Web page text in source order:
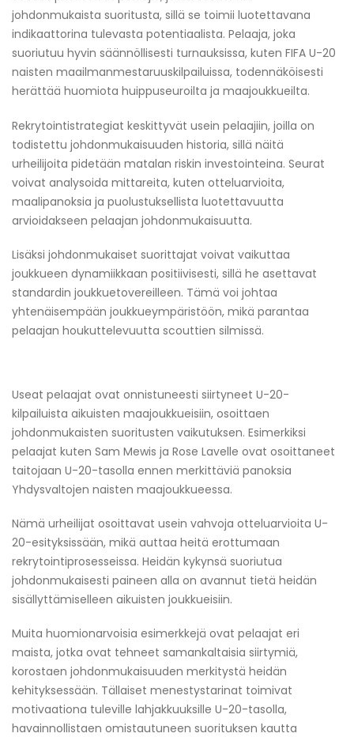
johdonmukaista suoritusta, sillä se toimii luotettavana
indikaattorina tulevasta potentiaalista. Pelaaja, joka
suoriutuu hyvin säännöllisesti turnauksissa, kuten FIFA U-20
naisten maailmanmestaruuskilpailuissa, todennäköisesti
herättää huomiota huippuseuroilta ja maajoukkueilta.
Rekrytointistrategiat keskittyvät usein pelaajiin, joilla on
todistettu johdonmukaisuuden historia, sillä näitä
urheilijoita pidetään matalan riskin investointeina. Seurat
voivat analysoida mittareita, kuten otteluarvioita,
maalipanoksia ja puolustuksellista luotettavuutta
arvioidakseen pelaajan johdonmukaisuutta.
Lisäksi johdonmukaiset suorittajat voivat vaikuttaa
joukkueen dynamiikkaan positiivisesti, sillä he asettavat
standardin joukkuetovereilleen. Tämä voi johtaa
yhtenäisempään joukkueympäristöön, mikä parantaa
pelaajan houkuttelevuutta scouttien silmissä.
Useat pelaajat ovat onnistuneesti siirtyneet U-20-
kilpailuista aikuisten maajoukkueisiin, osoittaen
johdonmukaisten suoritusten vaikutuksen. Esimerkiksi
pelaajat kuten Sam Mewis ja Rose Lavelle ovat osoittaneet
taitojaan U-20-tasolla ennen merkittäviä panoksia
Yhdysvaltojen naisten maajoukkueessa.
Nämä urheilijat osoittavat usein vahvoja otteluarvioita U-
20-esityksissään, mikä auttaa heitä erottumaan
rekrytointiprosesseissa. Heidän kykynsä suoriutua
johdonmukaisesti paineen alla on avannut tietä heidän
sisällyttämiselleen aikuisten joukkueisiin.
Muita huomionarvoisia esimerkkejä ovat pelaajat eri
maista, jotka ovat tehneet samankaltaisia siirtymiä,
korostaen johdonmukaisuuden merkitystä heidän
kehityksessään. Tällaiset menestystarinat toimivat
motivaationa tuleville lahjakkuuksille U-20-tasolla,
havainnollistaen omistautuneen suorituksen kautta